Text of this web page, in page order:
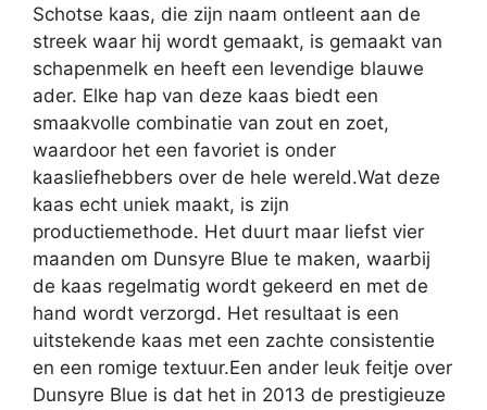
Schotse kaas, die zijn naam ontleent aan de
streek waar hij wordt gemaakt, is gemaakt van
schapenmelk en heeft een levendige blauwe
ader. Elke hap van deze kaas biedt een
smaakvolle combinatie van zout en zoet,
waardoor het een favoriet is onder
kaasliefhebbers over de hele wereld.Wat deze
kaas echt uniek maakt, is zijn
productiemethode. Het duurt maar liefst vier
maanden om Dunsyre Blue te maken, waarbij
de kaas regelmatig wordt gekeerd en met de
hand wordt verzorgd. Het resultaat is een
uitstekende kaas met een zachte consistentie
en een romige textuur.Een ander leuk feitje over
Dunsyre Blue is dat het in 2013 de prestigieuze